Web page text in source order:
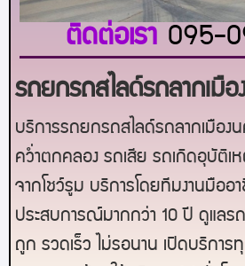
ติดต่อเรา 095-
รถยกรถสไลด์รถลากเมือ
บริการรถยกรถสไลด์รถลากเมือ
คว่ำตกคลอง รถเสีย รถเกิดอุบัติ
จากโชว์รูม บริการโดยทีมงานมืออ
ประสบการณ์มากกว่า 10 ปี ดูแลรถ
ถูก รวดเร็ว ไม่รอนาน เปิดบริการ